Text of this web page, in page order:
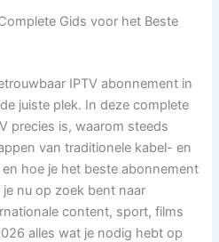
Gids voor het Beste
IPTV abonnement in
juiste plek. In deze complete
precies is, waarom steeds
van traditionele kabel- en
en hoe je het beste abonnement
nu op zoek bent naar
content, sport, films
alles wat je nodig hebt op